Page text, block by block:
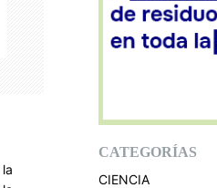
CATEGORÍAS
CIENCIA